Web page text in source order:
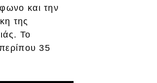
και την
της
Το
35